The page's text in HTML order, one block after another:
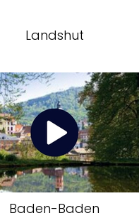
Landshut
Baden-Baden